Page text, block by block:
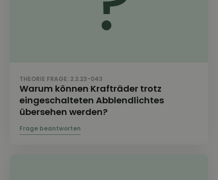
THEORIE FRAGE: 2.2.23-043
Warum können Krafträder trotz
eingeschalteten Abblendlichtes
übersehen werden?